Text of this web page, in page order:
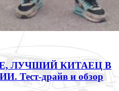
ЛУЧШИЙ КИТАЕЦ В
Тест-драйв и обзор